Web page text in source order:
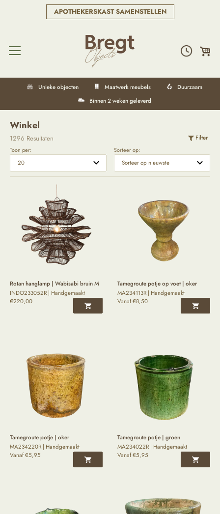
APOTHEKERSKAST SAMENSTELLEN
Unieke objecten Maatwerk meubels
Duurzaam
Binnen 2 weken geleverd
Winkel
1296 Resultaten
Filter
Toon per:
Sorteer op:
Rotan hanglamp | Wabisabi bruin M
INDO233052R | Handgemaakt
€220,00
Tamegroute potje op voet | oker
MA234113R | Handgemaakt
Vanaf€8,50
Tamegroute potje | oker
MA234220R | Handgemaakt
Vanaf€5,95
Tamegroute potje | groen
MA234022R | Handgemaakt
Vanaf€5,95